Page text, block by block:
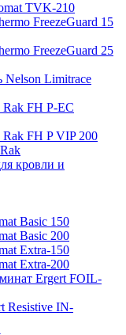
TVK-210
FreezeGuard 15
FreezeGuard 25
Nelson Limitrace
FH P-EC
FH P VIP 200
кровли и
Basic 150
Basic 200
Extra-150
Extra-200
Ergert FOIL-
Resistive IN-